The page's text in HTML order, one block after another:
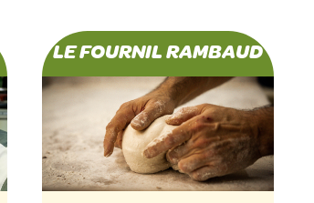
LE FOURNIL RAMBAUD